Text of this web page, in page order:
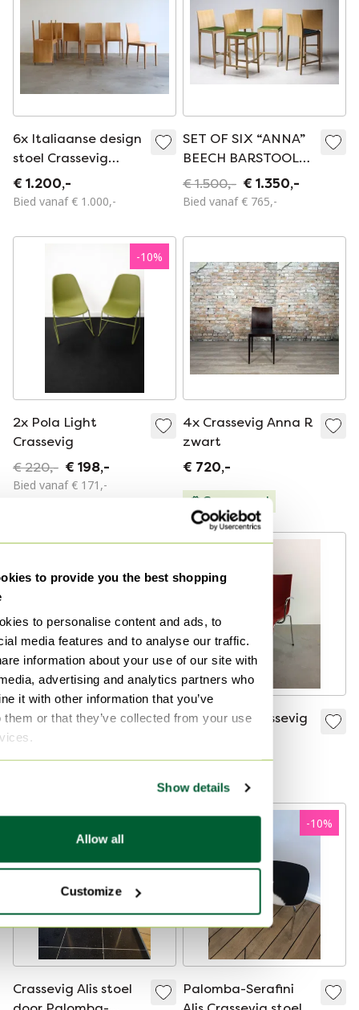
to provide you the best shopping
to personalise content and ads, to
media features and to analyse our traffic.
information about your use of our site with
advertising and analytics partners who
it with other information that you’ve
them or that they’ve collected from your use
Show details
Allow all
Customize
6x Italiaanse design
stoel Crassevig
Anna
€ 1.200,-
Bied vanaf € 1.000,-
SET OF SIX “ANNA”
BEECH BARSTOOLS
BY CRASSEVIG,
ITALY, 1990S
€ 1.500,- € 1.350,-
Bied vanaf € 765,-
-10%
2x Pola Light
Crassevig
€ 220,- € 198,-
Bied vanaf € 171,-
4x Crassevig Anna R
zwart
€ 720,-
Gecureerd
Schommelstoel
"Dondolo" van Luigi
Crassevig, Italië,
€ 980,-
Asia stoel Crassevig
Crassevig Alis stoel
-10%
Palomba-Serafini